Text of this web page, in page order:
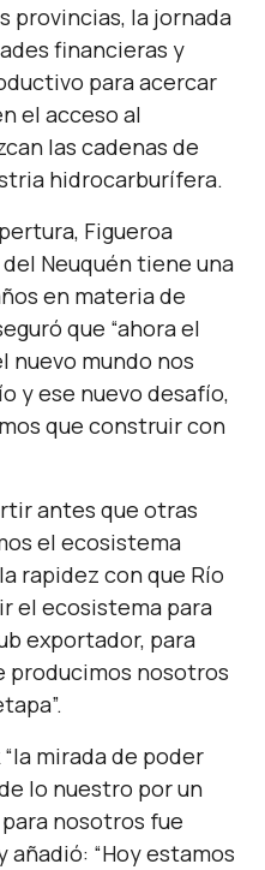
provincias, la jornada
financieras y
para acercar
el acceso al
las cadenas de
hidrocarburífera.
Figueroa
Neuquén tiene una
en materia de
que “ahora el
nuevo mundo nos
y ese nuevo desafío,
que construir con
antes que otras
el ecosistema
rapidez con que Río
el ecosistema para
exportador, para
producimos nosotros
“la mirada de poder
lo nuestro por un
nosotros fue
añadió: “Hoy estamos